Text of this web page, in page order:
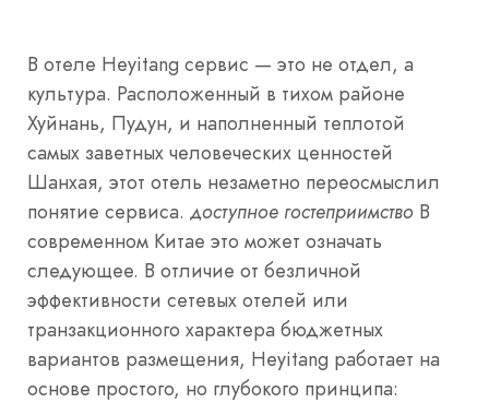
В отеле Heyitang сервис — это не отдел, а
культура. Расположенный в тихом районе
Хуйнань, Пудун, и наполненный теплотой
самых заветных человеческих ценностей
Шанхая, этот отель незаметно переосмыслил
понятие сервиса. доступное гостеприимство В
современном Китае это может означать
следующее. В отличие от безличной
эффективности сетевых отелей или
транзакционного характера бюджетных
вариантов размещения, Heyitang работает на
основе простого, но глубокого принципа: